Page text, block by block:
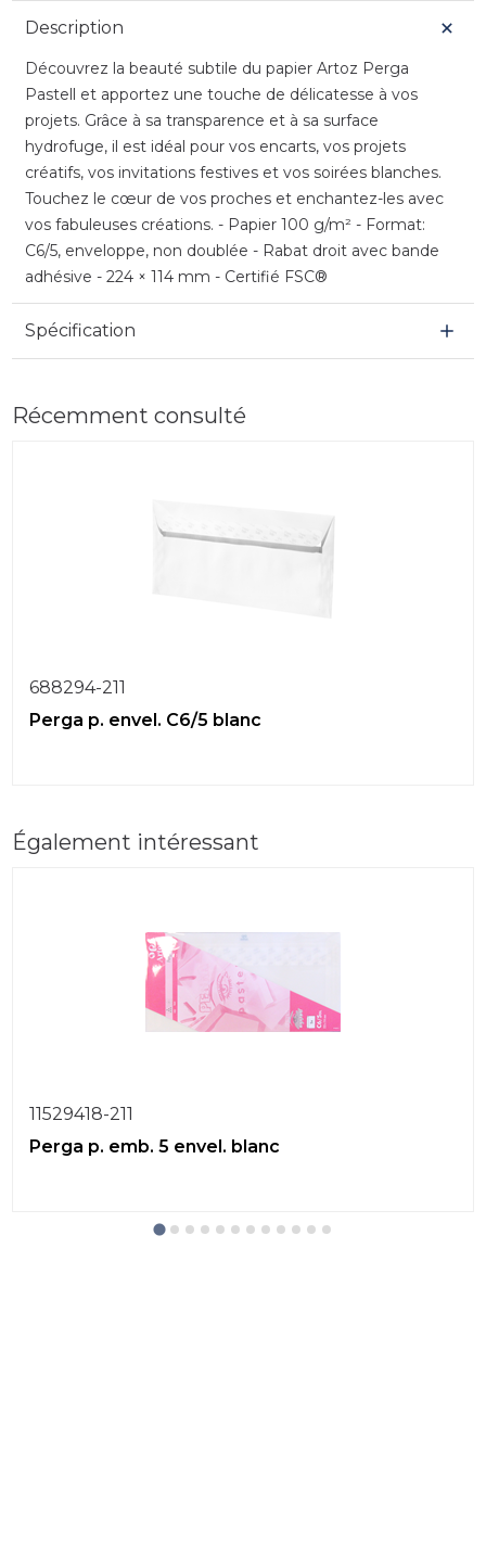
Description
Découvrez la beauté subtile du papier Artoz Perga
Pastell et apportez une touche de délicatesse à vos
projets. Grâce à sa transparence et à sa surface
hydrofuge, il est idéal pour vos encarts, vos projets
créatifs, vos invitations festives et vos soirées blanches.
Touchez le cœur de vos proches et enchantez-les avec
vos fabuleuses créations. - Papier 100 g/m² - Format:
C6/5, enveloppe, non doublée - Rabat droit avec bande
adhésive - 224 × 114 mm - Certifié FSC®
Spécification
Récemment consulté
688294-211
Perga p. envel. C6/5 blanc
Également intéressant
11529418-211
Perga p. emb. 5 envel. blanc